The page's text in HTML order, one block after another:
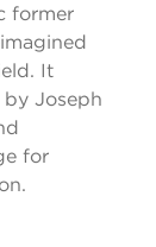
former
It
Joseph
for